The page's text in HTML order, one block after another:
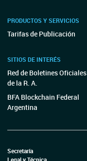
PRODUCTOS Y SERVICIOS
Tarifas de Publicación
SITIOS DE INTERÉS
Red de Boletines Oficiales
de la R. A.
BFA Blockchain Federal
Argentina
Secretaría